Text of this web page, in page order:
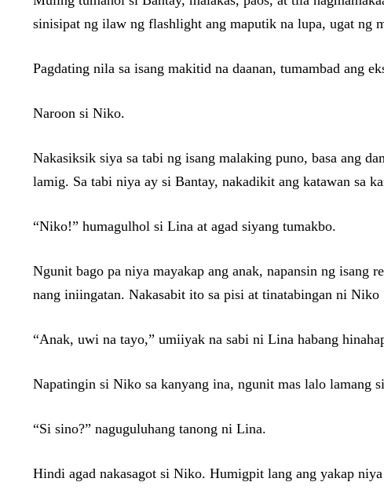
sinisipat ng ilaw ng flashlight ang maputik na lupa, ugat ng
Pagdating nila sa isang makitid na daanan, tumambad ang
Naroon si Niko.
Nakasiksik siya sa tabi ng isang malaking puno, basa ang
lamig. Sa tabi niya ay si Bantay, nakadikit ang katawan sa
“Niko!” humagulhol si Lina at agad siyang tumakbo.
Ngunit bago pa niya mayakap ang anak, napansin ng isang
nang iniingatan. Nakasabit ito sa pisi at tinatabingan ni
“Anak, uwi na tayo,” umiiyak na sabi ni Lina habang
Napatingin si Niko sa kanyang ina, ngunit mas lalo
“Si sino?” naguguluhang tanong ni Lina.
Hindi agad nakasagot si Niko. Humigpit lang ang yakap